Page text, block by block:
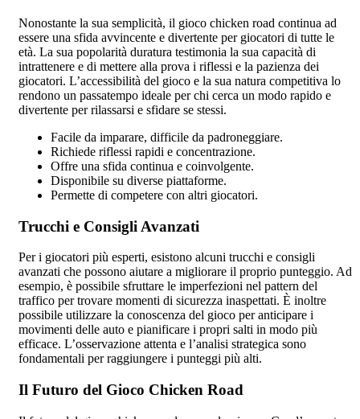
Nonostante la sua semplicità, il gioco chicken road continua ad
essere una sfida avvincente e divertente per giocatori di tutte le
età. La sua popolarità duratura testimonia la sua capacità di
intrattenere e di mettere alla prova i riflessi e la pazienza dei
giocatori. L’accessibilità del gioco e la sua natura competitiva lo
rendono un passatempo ideale per chi cerca un modo rapido e
divertente per rilassarsi e sfidare se stessi.
Facile da imparare, difficile da padroneggiare.
Richiede riflessi rapidi e concentrazione.
Offre una sfida continua e coinvolgente.
Disponibile su diverse piattaforme.
Permette di competere con altri giocatori.
Trucchi e Consigli Avanzati
Per i giocatori più esperti, esistono alcuni trucchi e consigli
avanzati che possono aiutare a migliorare il proprio punteggio. Ad
esempio, è possibile sfruttare le imperfezioni nel pattern del
traffico per trovare momenti di sicurezza inaspettati. È inoltre
possibile utilizzare la conoscenza del gioco per anticipare i
movimenti delle auto e pianificare i propri salti in modo più
efficace. L’osservazione attenta e l’analisi strategica sono
fondamentali per raggiungere i punteggi più alti.
Il Futuro del Gioco Chicken Road